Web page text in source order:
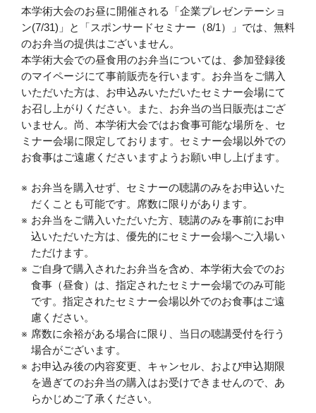
本学術大会のお昼に開催される「企業プレゼンテーショ
ン(7/31)」と「スポンサードセミナー（8/1）」では、無料
のお弁当の提供はございません。
本学術大会での昼食用のお弁当については、参加登録後
のマイページにて事前販売を行います。お弁当をご購入
いただいた方は、お申込みいただいたセミナー会場にて
お召し上がりください。また、お弁当の当日販売はござ
いません。尚、本学術大会ではお食事可能な場所を、セ
ミナー会場に限定しております。セミナー会場以外での
お食事はご遠慮くださいますようお願い申し上げます。
お弁当を購入せず、セミナーの聴講のみをお申込いた
だくことも可能です。席数に限りがあります。
お弁当をご購入いただいた方、聴講のみを事前にお申
込いただいた方は、優先的にセミナー会場へご入場い
ただけます。
ご自身で購入されたお弁当を含め、本学術大会でのお
食事（昼食）は、指定されたセミナー会場でのみ可能
です。指定されたセミナー会場以外でのお食事はご遠
慮ください。
席数に余裕がある場合に限り、当日の聴講受付を行う
場合がございます。
お申込み後の内容変更、キャンセル、および申込期限
を過ぎてのお弁当の購入はお受けできませんので、あ
らかじめご了承ください。